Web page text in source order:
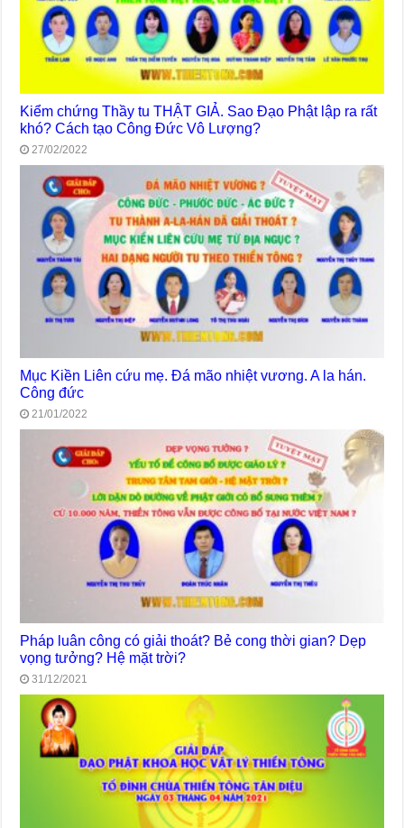
Kiểm chứng Thầy tu THẬT GIẢ. Sao Đạo Phật lập ra rất
khó? Cách tạo Công Đức Vô Lượng?
27/02/2022
Mục Kiền Liên cứu mẹ. Đá mão nhiệt vương. A la hán.
Công đức
21/01/2022
Pháp luân công có giải thoát? Bẻ cong thời gian? Dẹp
vọng tưởng? Hệ mặt trời?
31/12/2021